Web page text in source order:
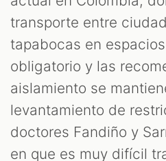
transporte entre
tapabocas en
obligatorio y las
aislamiento se
levantamiento de
doctores Fandiño y
en que es muy difícil